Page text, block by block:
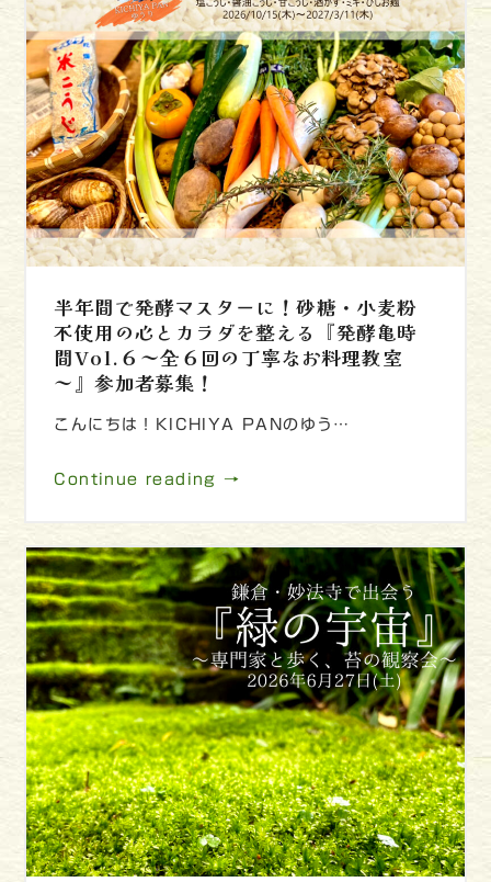
半年間で発酵マスターに！砂糖・小麦粉
不使用の心とカラダを整える『発酵亀時
間Vol.６～全６回の丁寧なお料理教室
～』参加者募集！
こんにちは！KICHIYA PANのゆう…
Continue reading →